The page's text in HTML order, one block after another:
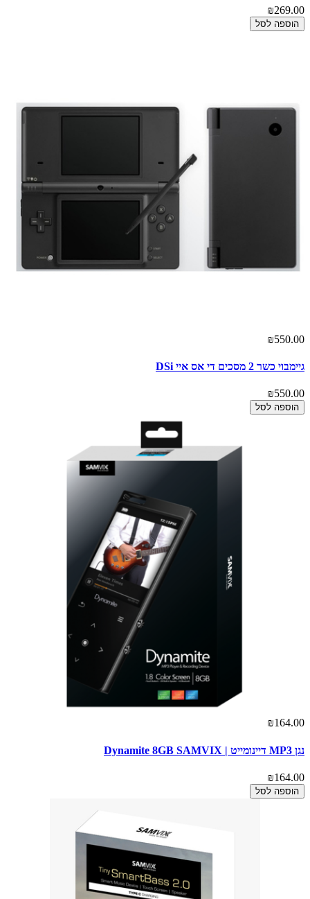
₪269.00
הוספה לסל
₪550.00
גיימבוי כשר 2 מסכים די אס איי DSi
₪550.00
הוספה לסל
₪164.00
נגן MP3 דיינומייט | Dynamite 8GB SAMVIX
₪164.00
הוספה לסל